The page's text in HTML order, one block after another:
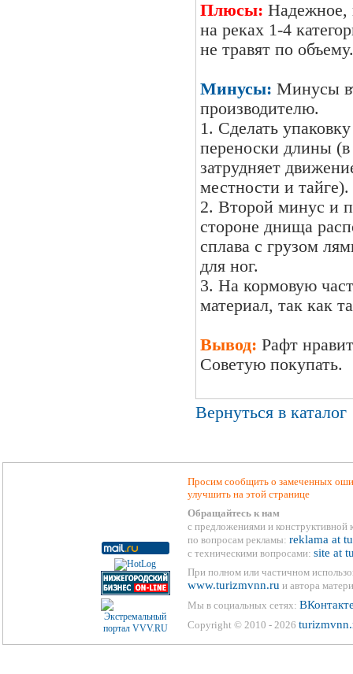
Плюсы: Надежное,
на реках 1-4
не травят по объему.
Минусы: Минусы
производителю.
1. Сделать
переноски длины
затрудняет
местности и тайге).
2. Второй минус и
стороне днища
сплава с грузом
для ног.
3. На кормовую
материал, так как
Вывод: Рафт
Советую покупать.
Вернуться в каталог
Просим сообщить о замеченных
улучшить на этой странице
Обращайтесь к нам
с предложениями и конструктивной
по вопросам рекламы: reklama at
с техническими вопросами: site at
При полном или частичном
www.turizmvnn.ru и автора
Мы в социальных сетях:
Copyright © 2010 - 2026